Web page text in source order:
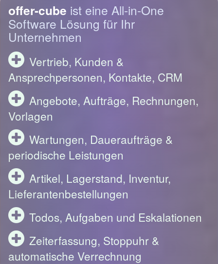
offer-cube ist eine All-in-One
Software Lösung für Ihr
Unternehmen
Vertrieb, Kunden &
Ansprechpersonen, Kontakte, CRM
Angebote, Aufträge, Rechnungen,
Vorlagen
Wartungen, Daueraufträge &
periodische Leistungen
Artikel, Lagerstand, Inventur,
Lieferantenbestellungen
Todos, Aufgaben und Eskalationen
Zeiterfassung, Stoppuhr &
automatische Verrechnung